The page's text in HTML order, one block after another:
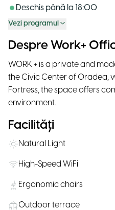
Deschis până la 18:00
Vezi programul
Despre Work+
WORK + is a private and
the Civic Center of Oradea,
Fortress, the space offers
environment.
Facilități
Natural Light
High-Speed WiFi
Ergonomic chairs
Outdoor terrace